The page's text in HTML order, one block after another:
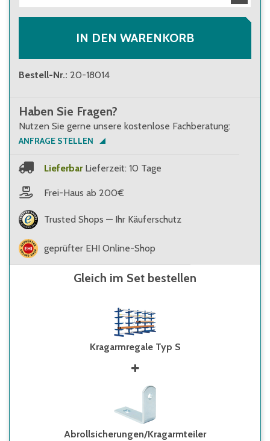
IN DEN WARENKORB
Bestell-Nr.: 20-18014
Haben Sie Fragen?
Nutzen Sie gerne unsere kostenlose Fachberatung:
ANFRAGE STELLEN
Lieferbar Lieferzeit: 10 Tage
Frei-Haus ab 200€
Trusted Shops — Ihr Käuferschutz
geprüfter EHI Online-Shop
Gleich im Set bestellen
Kragarmregale Typ S
Abrollsicherungen/Kragarmteiler